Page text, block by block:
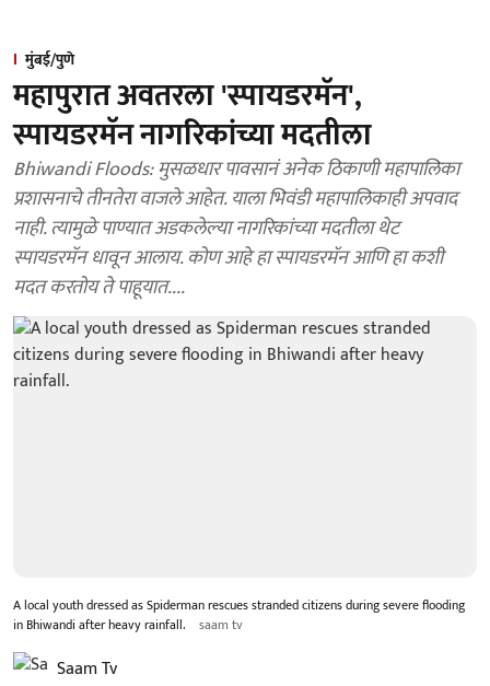
मुंबई/पुणे
महापुरात अवतरला 'स्पायडरमॅन',
स्पायडरमॅन नागरिकांच्या मदतीला
Bhiwandi Floods: मुसळधार पावसानं अनेक ठिकाणी महापालिका
प्रशासनाचे तीनतेरा वाजले आहेत. याला भिवंडी महापालिकाही अपवाद
नाही. त्यामुळे पाण्यात अडकलेल्या नागरिकांच्या मदतीला थेट
स्पायडरमॅन धावून आलाय. कोण आहे हा स्पायडरमॅन आणि हा कशी
मदत करतोय ते पाहूयात....
A local youth dressed as Spiderman rescues stranded citizens during severe flooding
in Bhiwandi after heavy rainfall.
saam tv
Saam Tv